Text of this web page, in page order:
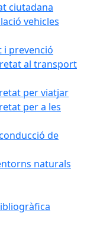
ciutadana
vehicles
i prevenció
al transport
per viatjar
per a les
de
naturals